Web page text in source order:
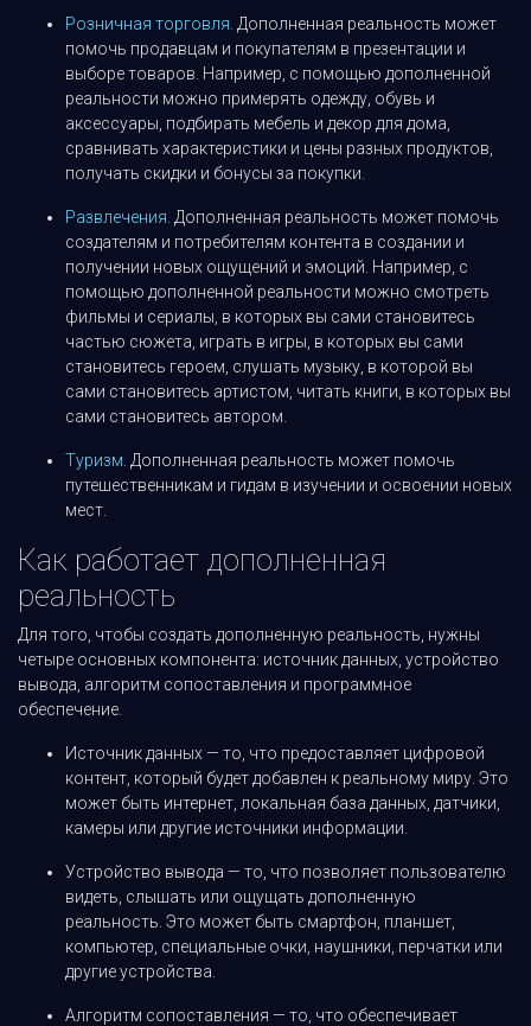
Розничная торговля. Дополненная реальность может
помочь продавцам и покупателям в презентации и
выборе товаров. Например, с помощью дополненной
реальности можно примерять одежду, обувь и
аксессуары, подбирать мебель и декор для дома,
сравнивать характеристики и цены разных продуктов,
получать скидки и бонусы за покупки.
Развлечения. Дополненная реальность может помочь
создателям и потребителям контента в создании и
получении новых ощущений и эмоций. Например, с
помощью дополненной реальности можно смотреть
фильмы и сериалы, в которых вы сами становитесь
частью сюжета, играть в игры, в которых вы сами
становитесь героем, слушать музыку, в которой вы
сами становитесь артистом, читать книги, в которых вы
сами становитесь автором.
Туризм . Дополненная реальность может помочь
путешественникам и гидам в изучении и освоении новых
мест.
Как работает дополненная
реальность
Для того, чтобы создать дополненную реальность, нужны
четыре основных компонента: источник данных, устройство
вывода, алгоритм сопоставления и программное
обеспечение.
Источник данных — то, что предоставляет цифровой
контент, который будет добавлен к реальному миру. Это
может быть интернет, локальная база данных, датчики,
камеры или другие источники информации.
Устройство вывода — то, что позволяет пользователю
видеть, слышать или ощущать дополненную
реальность. Это может быть смартфон, планшет,
компьютер, специальные очки, наушники, перчатки или
другие устройства.
Алгоритм сопоставления — то, что обеспечивает